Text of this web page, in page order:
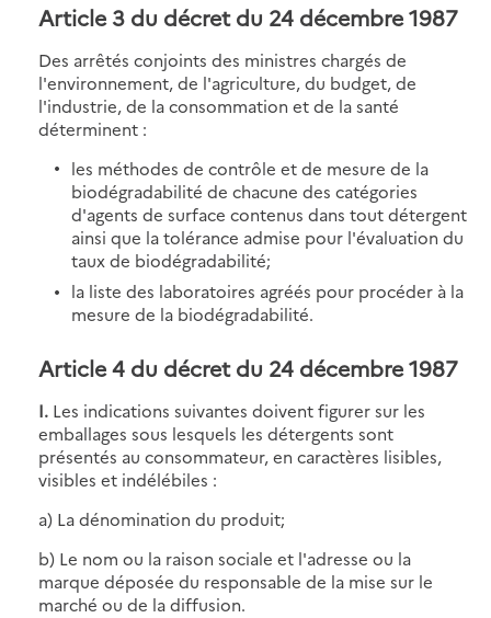
Article 3 du décret du 24 décembre 1987
Des arrêtés conjoints des ministres chargés de
l'environnement, de l'agriculture, du budget, de
l'industrie, de la consommation et de la santé
déterminent :
les méthodes de contrôle et de mesure de la
biodégradabilité de chacune des catégories
d'agents de surface contenus dans tout détergent
ainsi que la tolérance admise pour l'évaluation du
taux de biodégradabilité;
la liste des laboratoires agréés pour procéder à la
mesure de la biodégradabilité.
Article 4 du décret du 24 décembre 1987
I. Les indications suivantes doivent figurer sur les
emballages sous lesquels les détergents sont
présentés au consommateur, en caractères lisibles,
visibles et indélébiles :
a) La dénomination du produit;
b) Le nom ou la raison sociale et l'adresse ou la
marque déposée du responsable de la mise sur le
marché ou de la diffusion.